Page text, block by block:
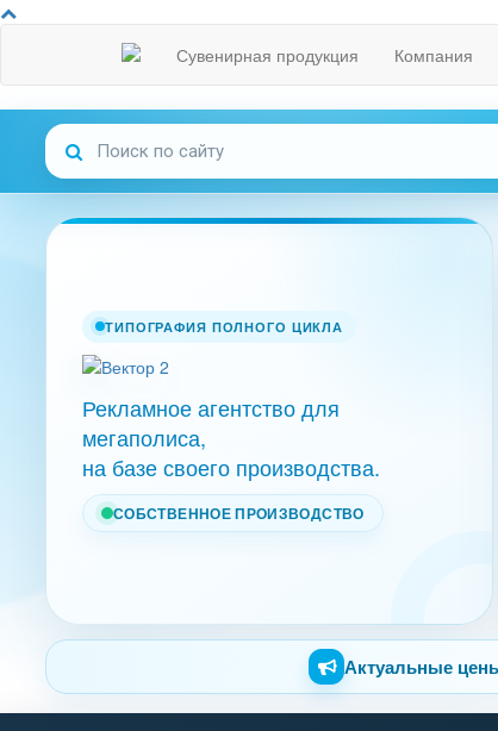
Сувенирная продукция Компания
ТИПОГРАФИЯ ПОЛНОГО ЦИКЛА
Рекламное агентство для
мегаполиса,
на базе своего производства.
СОБСТВЕННОЕ ПРОИЗВОДСТВО
Актуальные